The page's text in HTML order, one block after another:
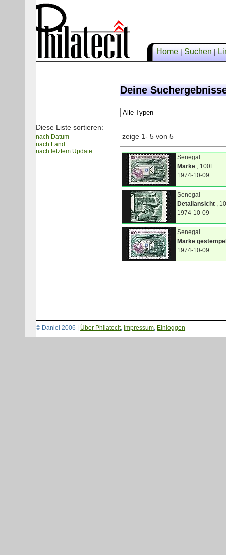
Home|Suchen|
Diese Liste sortieren:
nach Datum
nach Land
nach letztem Update
Deine
zeige 1- 5 von 5
Senegal
Marke , 100F
1974-10-09
Senegal
Detailansicht ,
1974-10-09
Senegal
Marke
1974-10-09
© Daniel 2006 | Über Philatecit, Impressum, Einloggen